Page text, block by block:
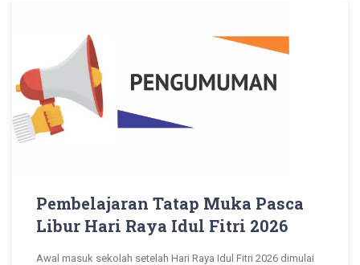
Pembelajaran Tatap Muka Pasca
Libur Hari Raya Idul Fitri 2026
Awal masuk sekolah setelah Hari Raya Idul Fitri 2026 dimulai